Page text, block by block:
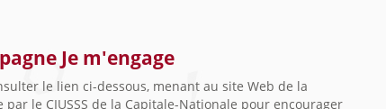
Je m'engage
le lien ci-dessous, menant au site Web de la
par le CIUSSS de la Capitale-Nationale pour encourager